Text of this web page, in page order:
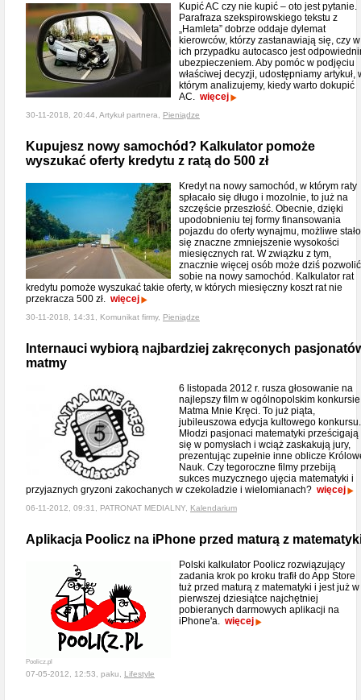
Kupić AC czy nie kupić – oto jest pytanie.
Parafraza szekspirowskiego tekstu z
„Hamleta” dobrze oddaje dylemat
kierowców, którzy zastanawiają się, czy w
ich przypadku autocasco jest
ubezpieczeniem. Aby pomóc w podjęciu
właściwej decyzji, udostępniamy artykuł,
którym analizujemy, kiedy warto dokupić
AC. więcej
30-11-2018, 20:44, Artykuł partnera, Pieniądze
Kupujesz nowy samochód? Kalkulator pomoże
wyszukać oferty kredytu z ratą do 500 zł
Kredyt na nowy samochód, w którym raty
spłacało się długo i mozolnie, to już na
szczęście przeszłość. Obecnie, dzięki
upodobnieniu tej formy finansowania
pojazdu do oferty wynajmu, możliwe stało
się znaczne zmniejszenie wysokości
miesięcznych rat. W związku z tym,
znacznie więcej osób może dziś pozwolić
sobie na nowy samochód. Kalkulator rat
kredytu pomoże wyszukać takie oferty, w których miesięczny koszt rat nie
przekracza 500 zł. więcej
30-11-2018, 14:31, Komunikat firmy, Pieniądze
Internauci wybiorą najbardziej zakręconych
matmy
6 listopada 2012 r. rusza głosowanie na
najlepszy film w ogólnopolskim konkursie
Matma Mnie Kręci. To już piąta,
jubileuszowa edycja kultowego konkursu.
Młodzi pasjonaci matematyki prześcigają
się w pomysłach i wciąż zaskakują jury,
prezentując zupełnie inne oblicze
Nauk. Czy tegoroczne filmy przebiją
sukces muzycznego ujęcia matematyki i
przyjaznych gryzoni zakochanych w czekoladzie i wielomianach? więcej
06-11-2012, 09:31, PATRONAT MEDIALNY, Kalendarium
Aplikacja Poolicz na iPhone przed maturą z
Poolicz.pl
Polski kalkulator Poolicz rozwiązujący
zadania krok po kroku trafił do App Store
tuż przed maturą z matematyki i jest już w
pierwszej dziesiątce najchętniej
pobieranych darmowych aplikacji na
iPhone'a. więcej
07-05-2012, 12:53, paku, Lifestyle